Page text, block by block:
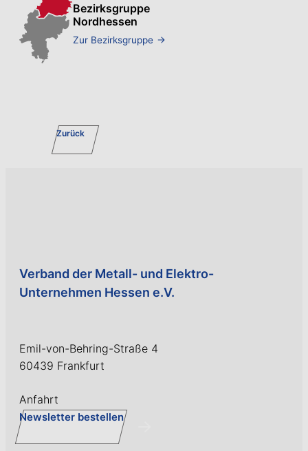
Bezirksgruppe
Nordhessen
Zur Bezirksgruppe
Zurück
Verband der Metall- und Elektro-
Unternehmen Hessen e.V.
Emil-von-Behring-Straße 4
60439 Frankfurt
Anfahrt
Newsletter bestellen